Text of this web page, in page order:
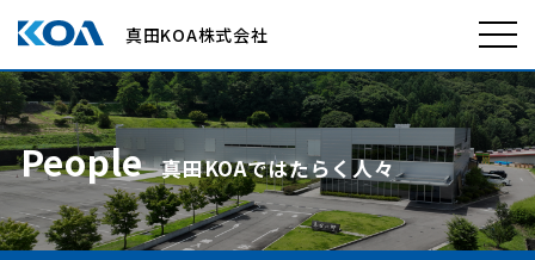
真田KOA株式会社
People 真田KOAではたらく人々